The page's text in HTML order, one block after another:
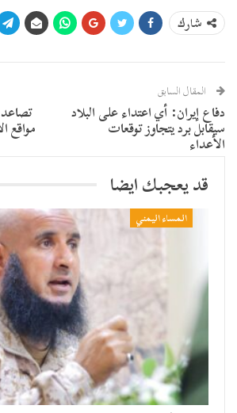
شارك
المقال السابق
دفاع إيران: أي اعتداء على البلاد
سيقابل برد يتجاوز توقعات
الأعداء
مواقع
قد يعجبك ايضا
المساء اليمني